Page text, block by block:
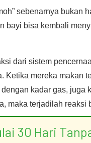
sebenarnya bukan
bayi bisa kembali
dari sistem
Ketika mereka makan
kadar gas, juga
maka terjadilah reaksi
30 Hari